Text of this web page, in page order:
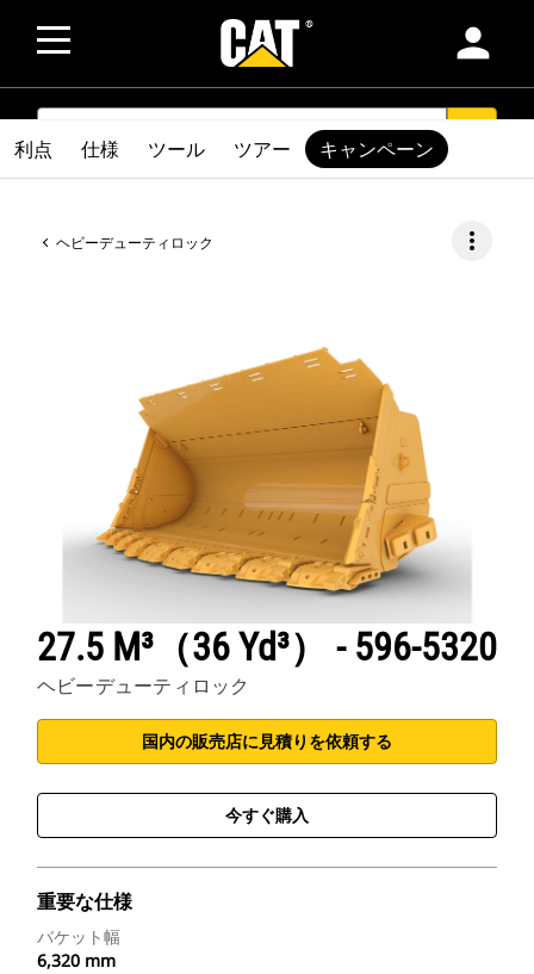
person
SEARCH
ヘビーデューティロック more_vert
27.5 M³（36 Yd³） - 596-5320
ヘビーデューティロック
国内の販売店に見積りを依頼する
今すぐ購入
重要な仕様
バケット幅
6,320 mm
利点 仕様 ツール ツアー キャンペーン